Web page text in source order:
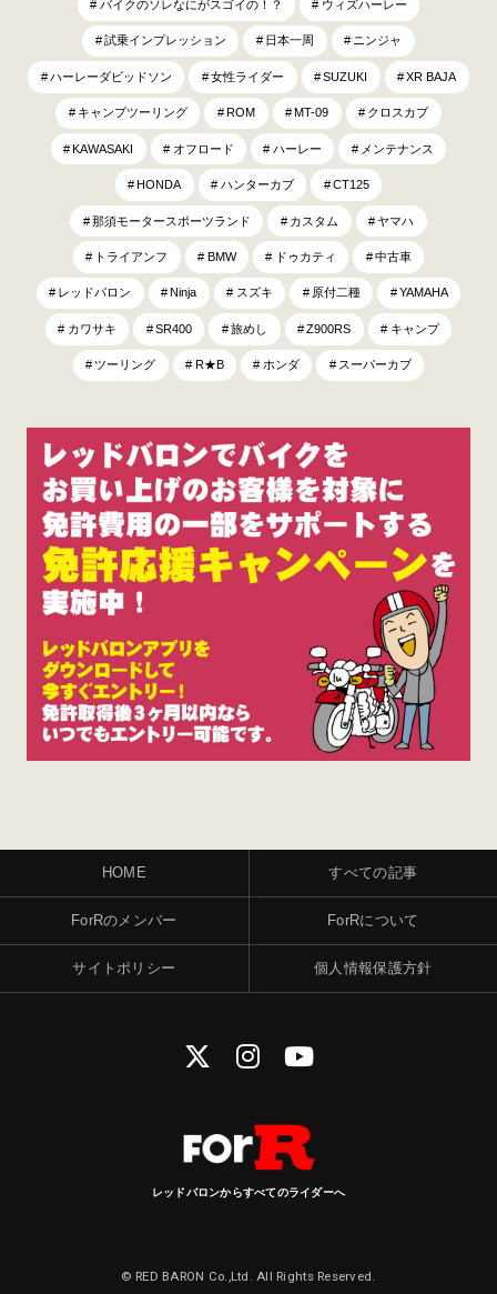
バイクのソレなにがスゴイの！？ ウィズハーレー
試乗インプレッション 日本一周 ニンジャ
ハーレーダビッドソン 女性ライダー SUZUKI XR BAJA
キャンプツーリング ROM MT-09 クロスカブ
KAWASAKI オフロード ハーレー メンテナンス
HONDA ハンターカブ CT125
那須モータースポーツランド カスタム ヤマハ
トライアンフ BMW ドゥカティ 中古車
レッドバロン Ninja スズキ 原付二種 YAMAHA
カワサキ SR400 旅めし Z900RS キャンプ
ツーリング R★B ホンダ スーパーカブ
HOME すべての記事
ForRのメンバー ForRについて
サイトポリシー 個人情報保護方針
レッドバロンからすべてのライダーへ
© RED BARON Co.,Ltd. All Rights Reserved.